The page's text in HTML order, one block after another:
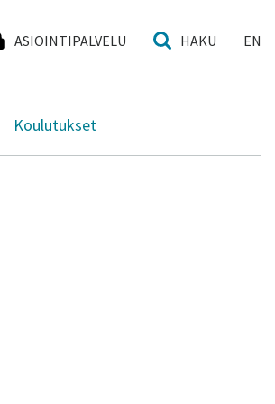
ASIOINTIPALVELU HAKU EN
ALASIVUJEN VALIKKO
Koulutukset